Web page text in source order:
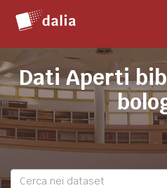
contenuto
Dati Aperti